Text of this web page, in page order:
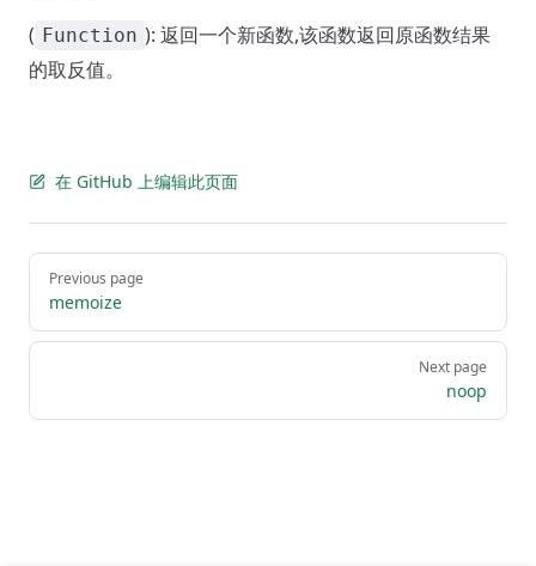
( Function ): 返回一个新函数,该函数返回原函数结果
的取反值。
在 GitHub 上编辑此页面
Pager
Previous page
memoize
Next page
noop